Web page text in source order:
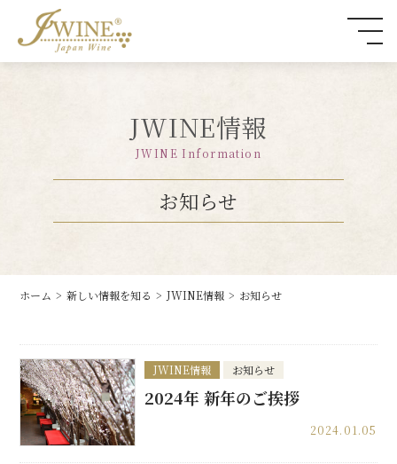
JWINE情報
JWINE Information
お知らせ
ホーム 新しい情報を知る JWINE情報 お知らせ
JWINE情報 お知らせ
2024年 新年のご挨拶
2024.01.05